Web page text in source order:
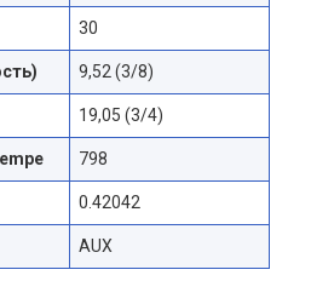
30
9,52 (3/8)
19,05 (3/4)
798
0.42042
AUX